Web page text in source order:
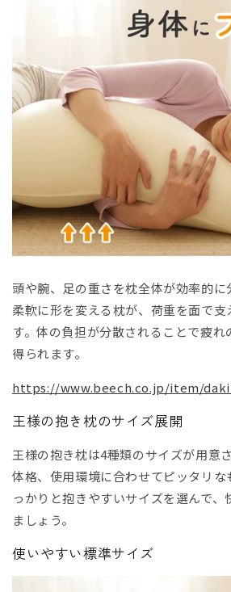
頭や腕、足の重さを枕全体が効率的に
柔軟に形を変える枕が、荷重を面で支
す。体の負担が分散されることで疲
得られます。
https://www.beech.co.jp/item/
王様の抱き枕のサイズ展開
王様の抱き枕は4種類のサイズが用意
体格、使用環境に合わせてピッタリな
っかりと抱きやすいサイズを選んで、
ましょう。
使いやすい標準サイズ